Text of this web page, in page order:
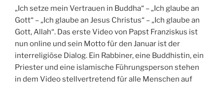
„Ich setze mein Vertrauen in Buddha“ – „Ich glaube an
Gott“ – „Ich glaube an Jesus Christus“ – „Ich glaube an
Gott, Allah“. Das erste Video von Papst Franziskus ist
nun online und sein Motto für den Januar ist der
interreligiöse Dialog. Ein Rabbiner, eine Buddhistin, ein
Priester und eine islamische Führungsperson stehen
in dem Video stellvertretend für alle Menschen auf